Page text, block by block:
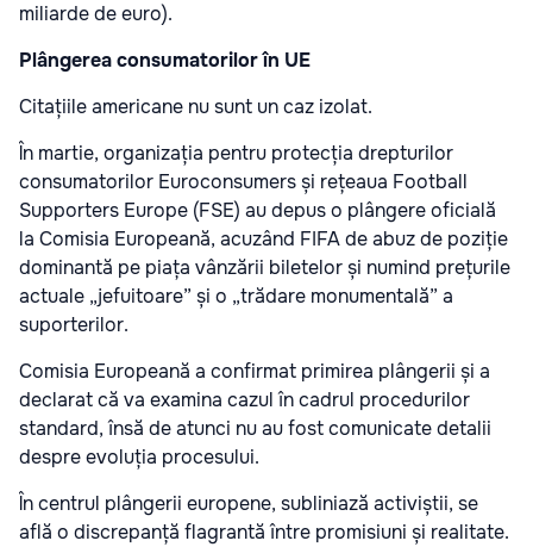
miliarde de euro).
Plângerea consumatorilor în UE
Citațiile americane nu sunt un caz izolat.
În martie, organizația pentru protecția drepturilor
consumatorilor Euroconsumers și rețeaua Football
Supporters Europe (FSE) au depus o plângere oficială
la Comisia Europeană, acuzând FIFA de abuz de poziție
dominantă pe piața vânzării biletelor și numind prețurile
actuale „jefuitoare” și o „trădare monumentală” a
suporterilor.
Comisia Europeană a confirmat primirea plângerii și a
declarat că va examina cazul în cadrul procedurilor
standard, însă de atunci nu au fost comunicate detalii
despre evoluția procesului.
În centrul plângerii europene, subliniază activiștii, se
află o discrepanță flagrantă între promisiuni și realitate.